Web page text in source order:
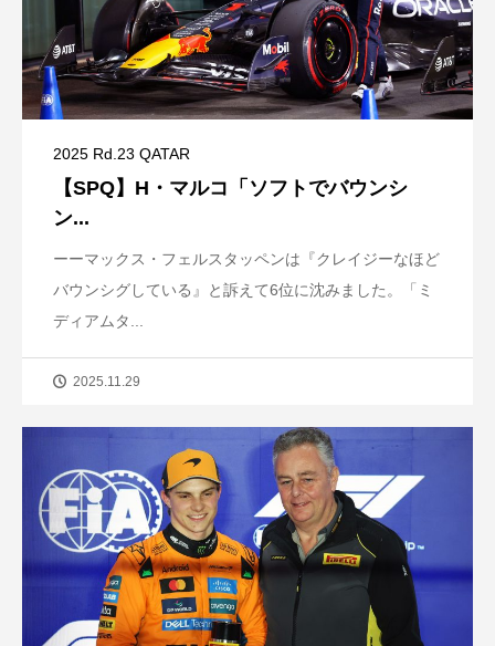
2025 Rd.23 QATAR
【SPQ】H・マルコ「ソフトでバウンシ
ン...
ーーマックス・フェルスタッペンは『クレイジーなほど
バウンシグしている』と訴えて6位に沈みました。「ミ
ディアムタ...
2025.11.29